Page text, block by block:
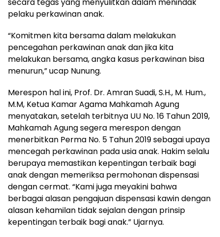
pelaku perkawinan anak.
“Komitmen kita bersama dalam melakukan
pencegahan perkawinan anak dan jika kita
melakukan bersama, angka kasus perkawinan bisa
menurun,” ucap Nunung.
Merespon hal ini, Prof. Dr. Amran Suadi, S.H., M. Hum.,
M.M, Ketua Kamar Agama Mahkamah Agung
menyatakan, setelah terbitnya UU No. 16 Tahun 2019,
Mahkamah Agung segera merespon dengan
menerbitkan Perma No. 5 Tahun 2019 sebagai upaya
mencegah perkawinan pada usia anak. Hakim selalu
berupaya memastikan kepentingan terbaik bagi
anak dengan memeriksa permohonan dispensasi
dengan cermat. “Kami juga meyakini bahwa
berbagai alasan pengajuan dispensasi kawin dengan
alasan kehamilan tidak sejalan dengan prinsip
kepentingan terbaik bagi anak.” Ujarnya.